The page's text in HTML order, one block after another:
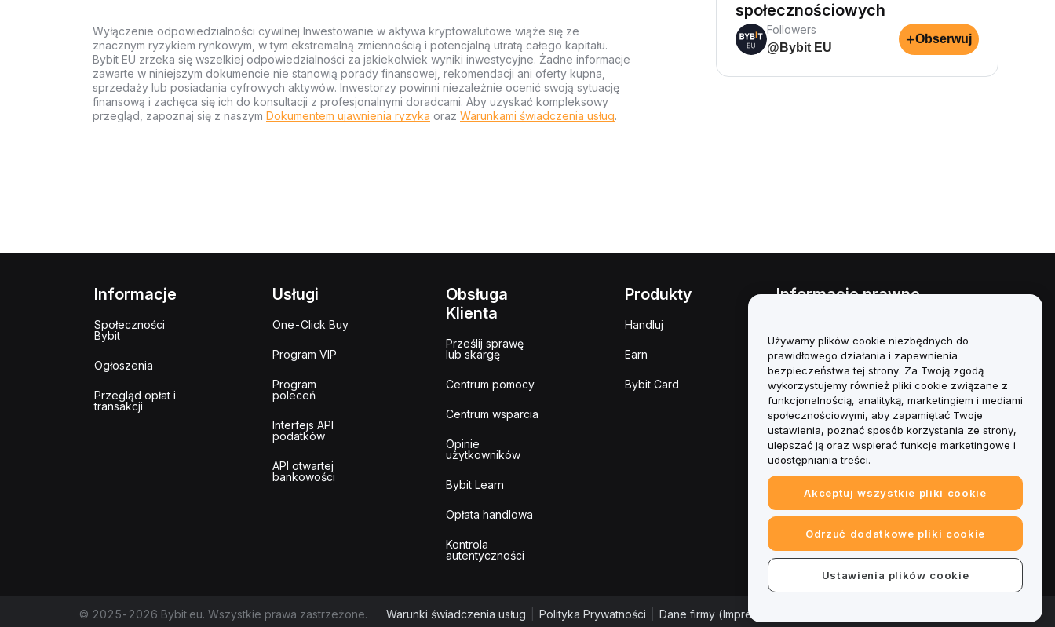
Wyłączenie odpowiedzialności cywilnej Inwestowanie w aktywa kryptowalutowe wiąże się ze
znacznym ryzykiem rynkowym, w tym ekstremalną zmiennością i potencjalną utratą całego kapitału.
Bybit EU zrzeka się wszelkiej odpowiedzialności za jakiekolwiek wyniki inwestycyjne. Żadne informacje
zawarte w niniejszym dokumencie nie stanowią porady finansowej, rekomendacji ani oferty kupna,
sprzedaży lub posiadania cyfrowych aktywów. Inwestorzy powinni niezależnie ocenić swoją sytuację
finansową i zachęca się ich do konsultacji z profesjonalnymi doradcami. Aby uzyskać kompleksowy
przegląd, zapoznaj się z naszym Dokumentem ujawnienia ryzyka oraz Warunkami świadczenia usług.
społecznościowych
Followers
@Bybit EU
+Obserwuj
Informacje
Społeczności
Bybit
Ogłoszenia
Przegląd opłat i
transakcji
Usługi
One-Click Buy
Program VIP
Program
poleceń
Interfejs API
podatków
API otwartej
bankowości
Obsługa
Klienta
Prześlij sprawę
lub skargę
Centrum pomocy
Centrum wsparcia
Opinie
użytkowników
Bybit Learn
Opłata handlowa
Kontrola
autentyczności
Produkty
Handluj
Earn
Bybit Card
Informacje prawne
interesów
Podsumowanie polityki
powiernictwa i zarządzania
Informacje ESG
Biuletyny informacyjne
kryptoaktywów
© 2025-2026 Bybit.eu. Wszystkie prawa zastrzeżone. Warunki świadczenia usług Polityka Prywatności Dane firmy (Impressum)
Używamy plików cookie niezbędnych do
prawidłowego działania i zapewnienia
bezpieczeństwa tej strony. Za Twoją zgodą
wykorzystujemy również pliki cookie związane z
funkcjonalnością, analityką, marketingiem i mediami
społecznościowymi, aby zapamiętać Twoje
ustawienia, poznać sposób korzystania ze strony,
ulepszać ją oraz wspierać funkcje marketingowe i
udostępniania treści.
Akceptuj wszystkie pliki cookie
Odrzuć dodatkowe pliki cookie
Ustawienia plików cookie